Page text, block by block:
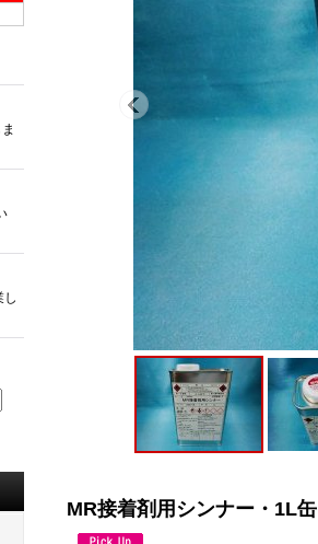
し
MR接着剤用シンナー・1L缶